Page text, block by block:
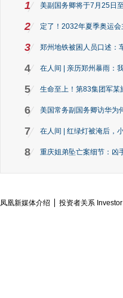
1 美副国务卿将于7月25日
2 定了！2032年夏季奥运
3 郑州地铁被困人员口述：
4 在人间 | 亲历郑州暴雨：
5 生命至上！第83集团军某
6 美国常务副国务卿访华为
7 在人间 | 红绿灯被淹后，
8 重庆姐弟坠亡案细节：凶
凤凰新媒体介绍 投资者关系